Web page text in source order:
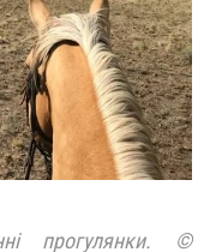
прогулянки. ©